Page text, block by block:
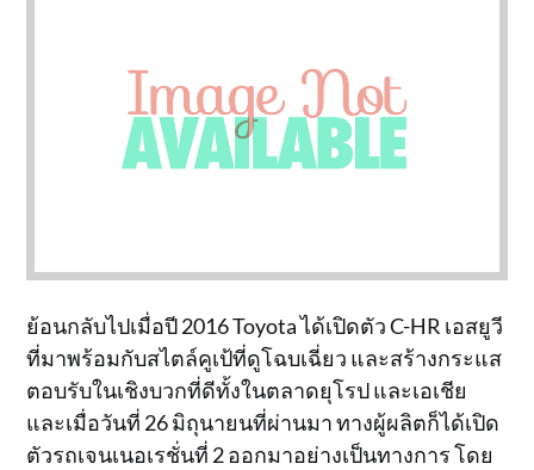
ย้อนกลับไปเมื่อปี 2016 Toyota ได้เปิดตัว C-HR เอสยูวี
ที่มาพร้อมกับสไตล์คูเป้ที่ดูโฉบเฉี่ยว และสร้างกระแส
ตอบรับในเชิงบวกที่ดีทั้งในตลาดยุโรป และเอเชีย
และเมื่อวันที่ 26 มิถุนายนที่ผ่านมา ทางผู้ผลิตก็ได้เปิด
ตัวรถเจนเนอเรชั่นที่ 2 ออกมาอย่างเป็นทางการ โดย